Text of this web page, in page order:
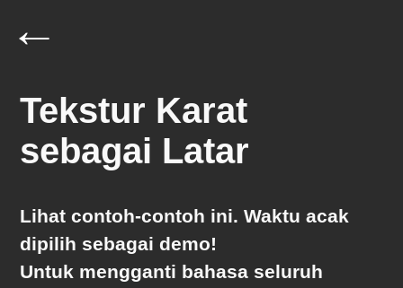
←
Tekstur Karat
sebagai Latar
Lihat contoh-contoh ini. Waktuacak
dipilih sebagai demo!
Untuk mengganti bahasa seluruh